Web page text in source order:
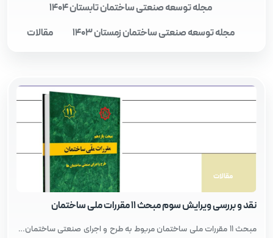
مجله توسعه صنعتی ساختمان تابستان 1404
مجله توسعه صنعتی ساختمان زمستان 1403
مقالات
مقالات
نقد و بررسی ویرایش سوم مبحث 11 مقررات ملی ساختمان
مبحث ۱۱ مقررات ملی ساختمان مربوط به طرح و اجرای صنعتی ساختمان‌ها